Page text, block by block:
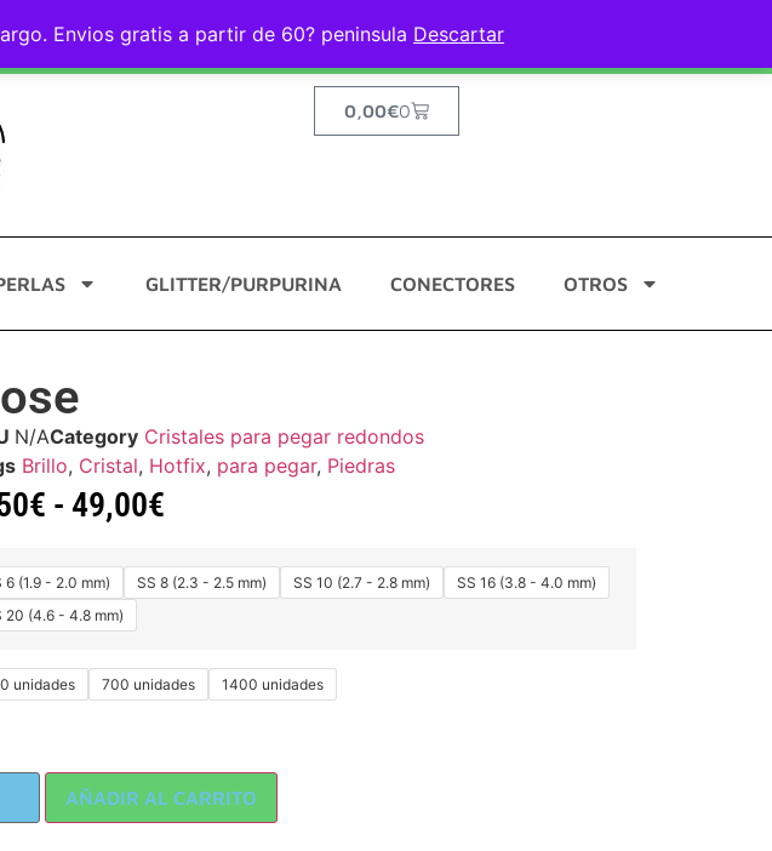
Envios gratis a partir de 60? peninsula Descartar
Y CONTACTO
0,00€0
GLITTER/PURPURINA CONECTORES OTROS
N/ACategory Cristales para pegar redondos
Brillo, Cristal, Hotfix, para pegar, Piedras
€ - 49,00€
6 (1.9 - 2.0 mm) SS 8 (2.3 - 2.5 mm) SS 10 (2.7 - 2.8 mm)
SS 16 (3.8 - 4.0 mm)
20 (4.6 - 4.8 mm)
unidades 700 unidades 1400 unidades
AÑADIR AL CARRITO